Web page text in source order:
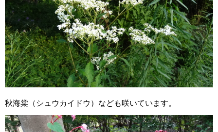
秋海棠（シュウカイドウ）なども咲いています。